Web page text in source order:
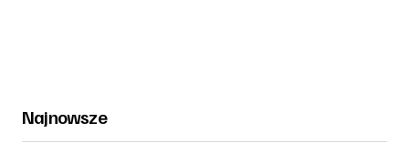
Najnowsze